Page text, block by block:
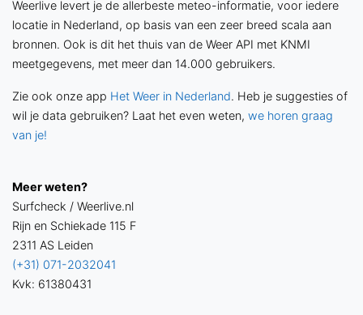
Weerlive levert je de allerbeste meteo-informatie, voor iedere
locatie in Nederland, op basis van een zeer breed scala aan
bronnen. Ook is dit het thuis van de Weer API met KNMI
meetgegevens, met meer dan 14.000 gebruikers.
Zie ook onze app Het Weer in Nederland. Heb je suggesties of
wil je data gebruiken? Laat het even weten, we horen graag
van je!
Meer weten?
Surfcheck / Weerlive.nl
Rijn en Schiekade 115 F
2311 AS Leiden
(+31) 071-2032041
Kvk: 61380431